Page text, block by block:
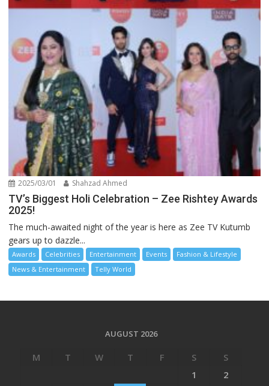
2025/03/01 Shahzad Ahmed
TV’s Biggest Holi Celebration – Zee Rishtey Awards
2025!
The much-awaited night of the year is here as Zee TV Kutumb
gears up to dazzle...
Awards Celebrities Entertainment Events
Fashion & Lifestyle
News & Entertainment
Telly World
AUGUST 2026
M T W T F S
S
1
2